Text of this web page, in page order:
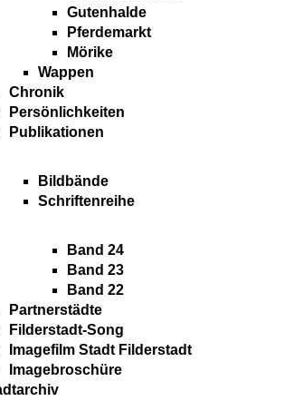
Gutenhalde
Pferdemarkt
Mörike
Wappen
Chronik
Persönlichkeiten
Publikationen
Bildbände
Schriftenreihe
Band 24
Band 23
Band 22
Partnerstädte
Filderstadt-Song
Imagefilm Stadt Filderstadt
Imagebroschüre